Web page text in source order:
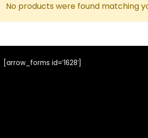
No products were found matching
[arrow_forms id=’1628′]